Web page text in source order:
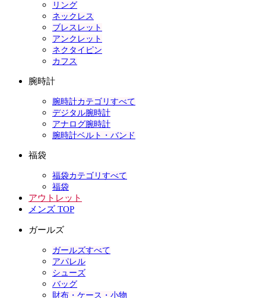
リング
ネックレス
ブレスレット
アンクレット
ネクタイピン
カフス
腕時計
腕時計カテゴリすべて
デジタル腕時計
アナログ腕時計
腕時計ベルト・バンド
福袋
福袋カテゴリすべて
福袋
アウトレット
メンズ TOP
ガールズ
ガールズすべて
アパレル
シューズ
バッグ
財布・ケース・小物